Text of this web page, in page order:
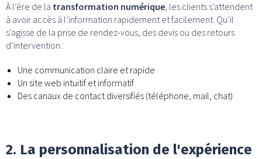
À l’ère de la transformation numérique, les clients s’attendent
à avoir accès à l’information rapidement et facilement. Qu’il
s’agisse de la prise de rendez-vous, des devis ou des retours
d’intervention :
Une communication claire et rapide
Un site web intuitif et informatif
Des canaux de contact diversifiés (téléphone, mail, chat)
2. La personnalisation de l'expérience